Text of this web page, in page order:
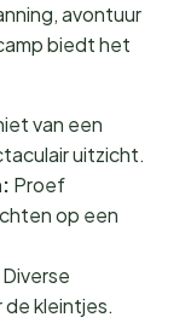
avontuur
biedt het
van een
uitzicht.
Proef
op een
Diverse
kleintjes.